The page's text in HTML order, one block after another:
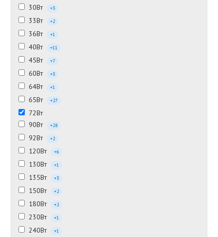
30Вт +3
33Вт +2
36Вт +1
40Вт +11
45Вт +7
60Вт +3
64Вт +1
65Вт +27
72Вт
90Вт
+28
92Вт +2
120Вт +6
130Вт +1
135Вт +3
150Вт +2
180Вт +2
230Вт +1
240Вт +1